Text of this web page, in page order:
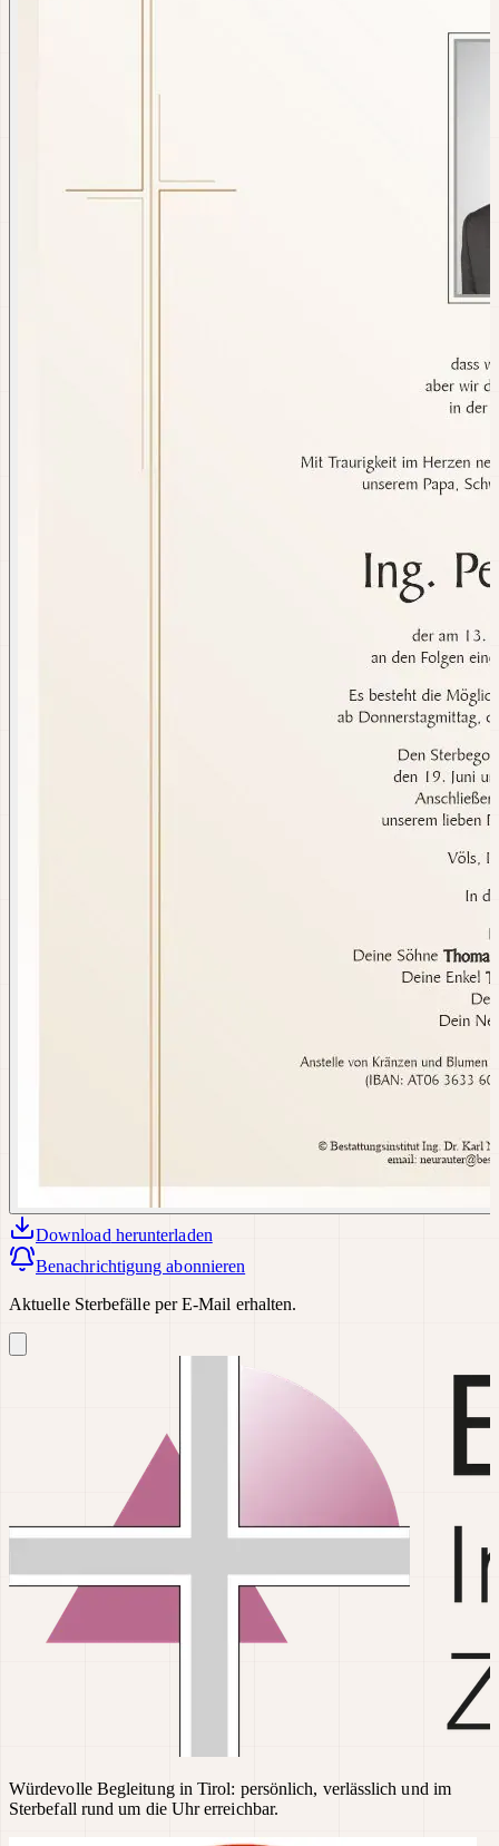
Download herunterladen
Benachrichtigung abonnieren
Aktuelle Sterbefälle per E-Mail erhalten.
Würdevolle Begleitung in Tirol: persönlich, verlässlich und im
Sterbefall rund um die Uhr erreichbar.